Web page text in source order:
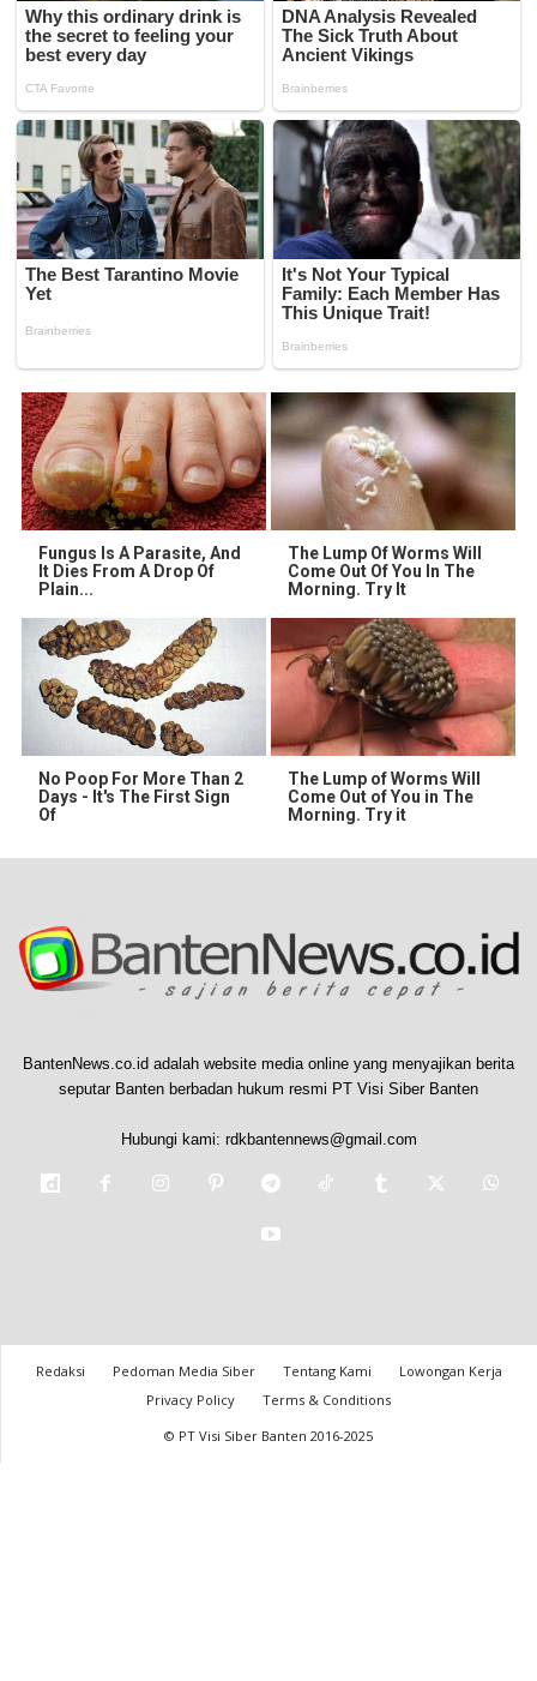
Fungus Is A Parasite, And
It Dies From A Drop Of
Plain...
The Lump Of Worms Will
Come Out Of You In The
Morning. Try It
No Poop For More Than 2
Days - It's The First Sign
Of
The Lump of Worms Will
Come Out of You in The
Morning. Try it
BantenNews.co.id adalah website media online yang menyajikan berita
seputar Banten berbadan hukum resmi PT Visi Siber Banten
Hubungi kami: rdkbantennews@gmail.com
Redaksi Pedoman Media Siber Tentang Kami
Lowongan Kerja
Privacy Policy
Terms & Conditions
© PT Visi Siber Banten 2016-2025